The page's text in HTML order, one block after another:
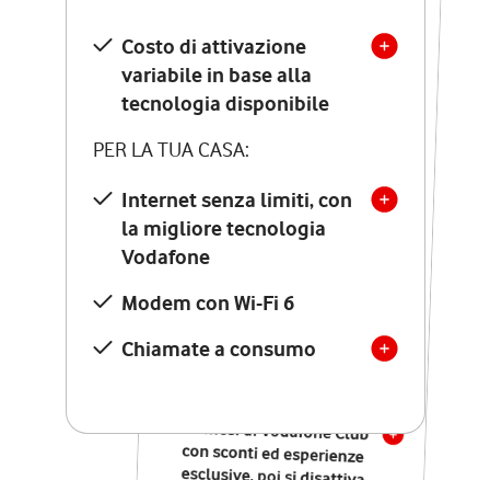
Costo di attivazione
variabile in base alla
tecnologia disponibile
PER LA TUA CASA:
Internet senza limiti, con
la migliore tecnologia
Vodafone
Modem con Wi-Fi 6
Chiamate a consumo
Costo di attivazione
variabile in base alla
tecnologia disponibile
PER LA TUA CASA:
Internet senza limiti, con
la migliore tecnologia
Vodafone
Modem Seven con Wi-Fi 7
Chiamate illimitate verso
numeri fissi e mobili
nazionali
12 mesi di Vodafone Club
con sconti ed esperienze
esclusive, poi si disattiva